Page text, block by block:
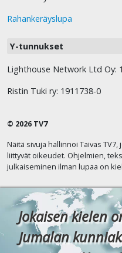
Rahankeräyslupa
Y-tunnukset
Lighthouse Network Ltd Oy:
Ristin Tuki ry: 1911738-0
© 2026 TV7
Näitä sivuja hallinnoi Taivas
liittyvät oikeudet. Ohjelmien,
julkaiseminen ilman lupaa on
Jokaisen kielen
Jumalan